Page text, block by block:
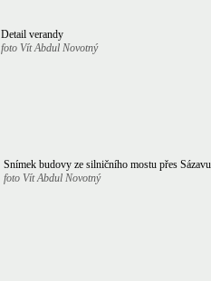
Detail verandy
foto Vít Abdul Novotný
Snímek budovy ze silničního mostu přes Sázavu
foto Vít Abdul Novotný